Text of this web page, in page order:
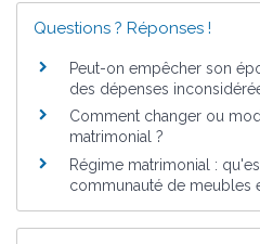
Questions ? Réponses !
Peut-on empêcher son
des dépenses
Comment changer ou
matrimonial ?
Régime matrimonial :
communauté de meubles